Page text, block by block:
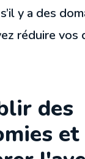
y a des
réduire vos
des
et